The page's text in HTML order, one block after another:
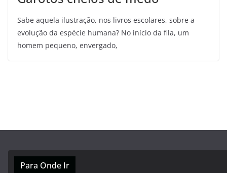
Sabe aquela ilustração, nos livros escolares, sobre a
evolução da espécie humana? No início da fila, um
homem pequeno, envergado,
Para Onde Ir